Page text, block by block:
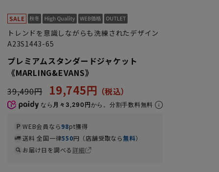
トレンドを意識しながらも洗練されたデザイン
A23S1443-65
プレミアムスタンダードジャケット
《MARLING&EVANS》
39,490円
19,745円
なら 月々3,290円から。分割手数料無料
WEB会員なら98pt獲得
送料 全国一律550円（店舗受取なら無料）
お届け日を調べる詳細